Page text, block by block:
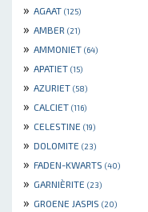
» AGAAT (125)
» AMBER (21)
» AMMONIET (64)
» APATIET (15)
» AZURIET (58)
» CALCIET (116)
» CELESTINE (19)
» DOLOMITE (23)
» FADEN-KWARTS (40)
» GARNIÈRITE (23)
» GROENE JASPIS (20)